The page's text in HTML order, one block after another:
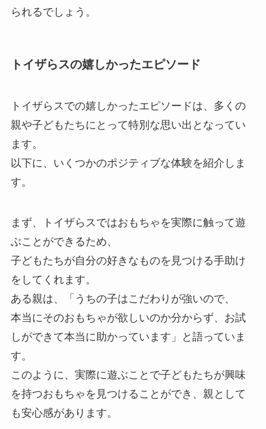
られるでしょう。
トイザらスの嬉しかったエピソード
トイザらスでの嬉しかったエピソードは、多くの
親や子どもたちにとって特別な思い出となってい
ます。
以下に、いくつかのポジティブな体験を紹介しま
す。
まず、トイザらスではおもちゃを実際に触って遊
ぶことができるため、
子どもたちが自分の好きなものを見つける手助け
をしてくれます。
ある親は、「うちの子はこだわりが強いので、
本当にそのおもちゃが欲しいのか分からず、お試
しができて本当に助かっています」と語っていま
す。
このように、実際に遊ぶことで子どもたちが興味
を持つおもちゃを見つけることができ、親として
も安心感があります。